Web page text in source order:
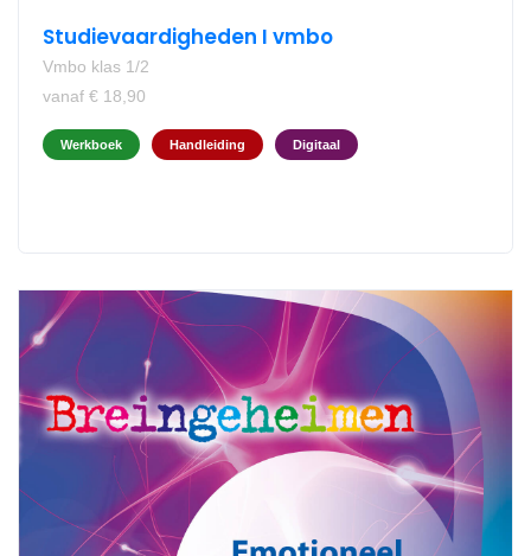
Studievaardigheden I vmbo
Vmbo klas 1/2
vanaf € 18,90
Werkboek Handleiding Digitaal